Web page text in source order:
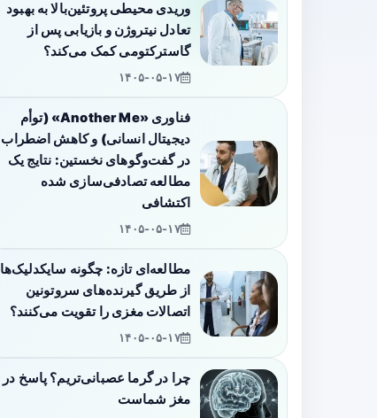
وریدی محیطی پروتئین‌بالا به بهبود
تعادل نیتروژن و بازیابی پس از
گاسترکتومی کمک می‌کند؟
۱۴۰۵-۰۵-۱۷
فناوری «Another Me» (توأم
دیجیتال انسانی) و کاهش اضطراب
در گفت‌وگوهای نخستین: نتایج یک
مطالعه تصادفی‌سازی شده
اکتشافی
۱۴۰۵-۰۵-۱۷
مطالعه‌ای تازه: چگونه سایکدلیک‌ها
از طریق گیرنده‌های سروتونین
اتصالات مغزی را تقویت می‌کنند؟
۱۴۰۵-۰۵-۱۷
چرا در گرما عصبانی‌تریم؟ پاسخ در
مغز شماست